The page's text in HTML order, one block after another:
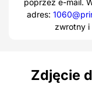
adres:
zwrotny i
Zdjęcie